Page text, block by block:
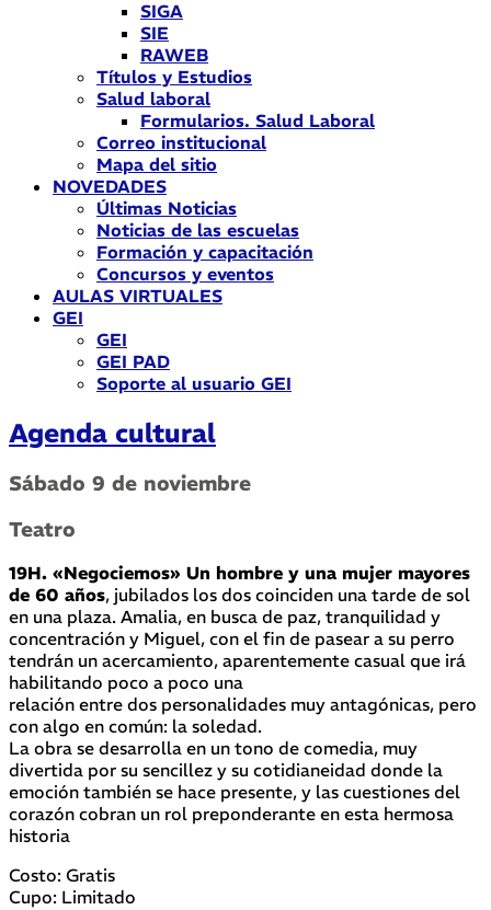
SIGA
SIE
RAWEB
Títulos y Estudios
Salud laboral
Formularios. Salud Laboral
Correo institucional
Mapa del sitio
NOVEDADES
Últimas Noticias
Noticias de las escuelas
Formación y capacitación
Concursos y eventos
AULAS VIRTUALES
GEI
GEI
GEI PAD
Soporte al usuario GEI
Agenda cultural
Sábado 9 de noviembre
Teatro
19H. «Negociemos» Un hombre y una mujer mayores
de 60 años, jubilados los dos coinciden una tarde de sol
en una plaza. Amalia, en busca de paz, tranquilidad y
concentración y Miguel, con el fin de pasear a su perro
tendrán un acercamiento, aparentemente casual que irá
habilitando poco a poco una
relación entre dos personalidades muy antagónicas, pero
con algo en común: la soledad.
La obra se desarrolla en un tono de comedia, muy
divertida por su sencillez y su cotidianeidad donde la
emoción también se hace presente, y las cuestiones del
corazón cobran un rol preponderante en esta hermosa
historia
Costo: Gratis
Cupo: Limitado